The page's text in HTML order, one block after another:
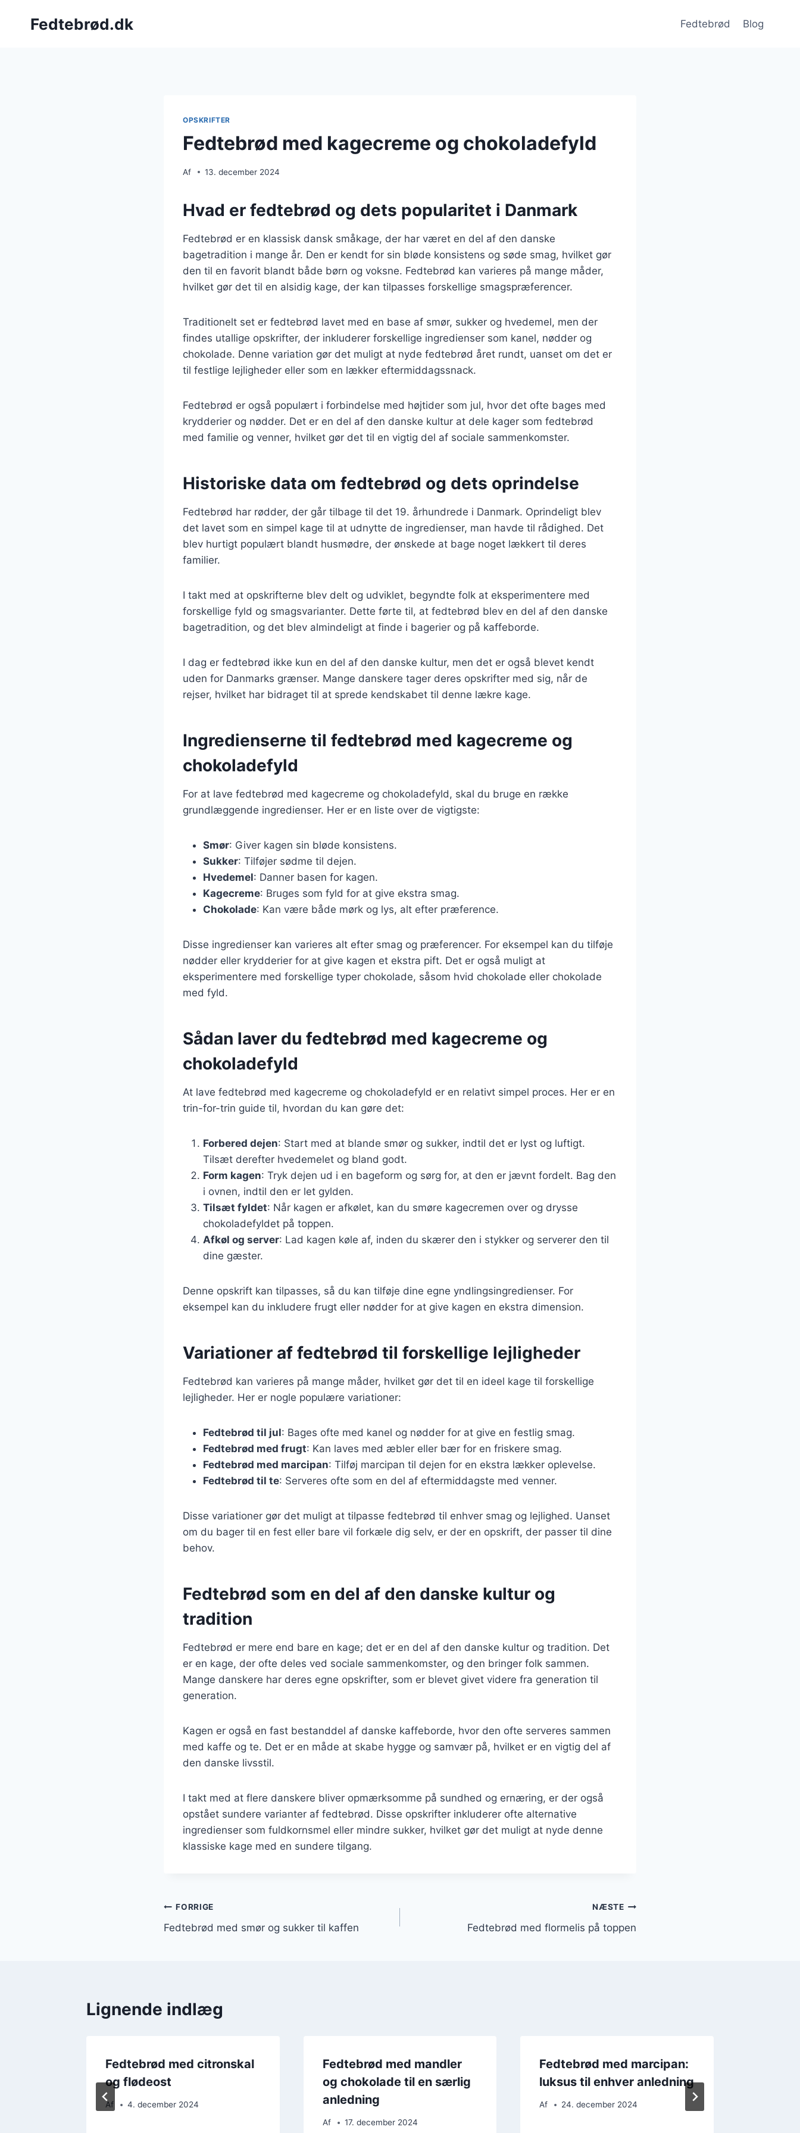
Fedtebrød.dk Fedtebrød Blog
OPSKRIFTER
Fedtebrød med kagecreme og chokoladefyld
Af 13. december 2024
Hvad er fedtebrød og dets popularitet i Danmark
Fedtebrød er en klassisk dansk småkage, der har været en del af den danske
bagetradition i mange år. Den er kendt for sin bløde konsistens og søde smag, hvilket gør
den til en favorit blandt både børn og voksne. Fedtebrød kan varieres på mange måder,
hvilket gør det til en alsidig kage, der kan tilpasses forskellige smagspræferencer.
Traditionelt set er fedtebrød lavet med en base af smør, sukker og hvedemel, men der
findes utallige opskrifter, der inkluderer forskellige ingredienser som kanel, nødder og
chokolade. Denne variation gør det muligt at nyde fedtebrød året rundt, uanset om det er
til festlige lejligheder eller som en lækker eftermiddagssnack.
Fedtebrød er også populært i forbindelse med højtider som jul, hvor det ofte bages med
krydderier og nødder. Det er en del af den danske kultur at dele kager som fedtebrød
med familie og venner, hvilket gør det til en vigtig del af sociale sammenkomster.
Historiske data om fedtebrød og dets oprindelse
Fedtebrød har rødder, der går tilbage til det 19. århundrede i Danmark. Oprindeligt blev
det lavet som en simpel kage til at udnytte de ingredienser, man havde til rådighed. Det
blev hurtigt populært blandt husmødre, der ønskede at bage noget lækkert til deres
familier.
I takt med at opskrifterne blev delt og udviklet, begyndte folk at eksperimentere med
forskellige fyld og smagsvarianter. Dette førte til, at fedtebrød blev en del af den danske
bagetradition, og det blev almindeligt at finde i bagerier og på kaffeborde.
I dag er fedtebrød ikke kun en del af den danske kultur, men det er også blevet kendt
uden for Danmarks grænser. Mange danskere tager deres opskrifter med sig, når de
rejser, hvilket har bidraget til at sprede kendskabet til denne lækre kage.
Ingredienserne til fedtebrød med kagecreme og
chokoladefyld
For at lave fedtebrød med kagecreme og chokoladefyld, skal du bruge en række
grundlæggende ingredienser. Her er en liste over de vigtigste:
Smør: Giver kagen sin bløde konsistens.
Sukker: Tilføjer sødme til dejen.
Hvedemel: Danner basen for kagen.
Kagecreme: Bruges som fyld for at give ekstra smag.
Chokolade: Kan være både mørk og lys, alt efter præference.
Disse ingredienser kan varieres alt efter smag og præferencer. For eksempel kan du tilføje
nødder eller krydderier for at give kagen et ekstra pift. Det er også muligt at
eksperimentere med forskellige typer chokolade, såsom hvid chokolade eller chokolade
med fyld.
Sådan laver du fedtebrød med kagecreme og
chokoladefyld
At lave fedtebrød med kagecreme og chokoladefyld er en relativt simpel proces. Her er en
trin-for-trin guide til, hvordan du kan gøre det:
Forbered dejen: Start med at blande smør og sukker, indtil det er lyst og luftigt.
Tilsæt derefter hvedemelet og bland godt.
Form kagen: Tryk dejen ud i en bageform og sørg for, at den er jævnt fordelt. Bag den
i ovnen, indtil den er let gylden.
Tilsæt fyldet: Når kagen er afkølet, kan du smøre kagecremen over og drysse
chokoladefyldet på toppen.
Afkøl og server: Lad kagen køle af, inden du skærer den i stykker og serverer den til
dine gæster.
Denne opskrift kan tilpasses, så du kan tilføje dine egne yndlingsingredienser. For
eksempel kan du inkludere frugt eller nødder for at give kagen en ekstra dimension.
Variationer af fedtebrød til forskellige lejligheder
Fedtebrød kan varieres på mange måder, hvilket gør det til en ideel kage til forskellige
lejligheder. Her er nogle populære variationer:
Fedtebrød til jul: Bages ofte med kanel og nødder for at give en festlig smag.
Fedtebrød med frugt: Kan laves med æbler eller bær for en friskere smag.
Fedtebrød med marcipan: Tilføj marcipan til dejen for en ekstra lækker oplevelse.
Fedtebrød til te: Serveres ofte som en del af eftermiddagste med venner.
Disse variationer gør det muligt at tilpasse fedtebrød til enhver smag og lejlighed. Uanset
om du bager til en fest eller bare vil forkæle dig selv, er der en opskrift, der passer til dine
behov.
Fedtebrød som en del af den danske kultur og
tradition
Fedtebrød er mere end bare en kage; det er en del af den danske kultur og tradition. Det
er en kage, der ofte deles ved sociale sammenkomster, og den bringer folk sammen.
Mange danskere har deres egne opskrifter, som er blevet givet videre fra generation til
generation.
Kagen er også en fast bestanddel af danske kaffeborde, hvor den ofte serveres sammen
med kaffe og te. Det er en måde at skabe hygge og samvær på, hvilket er en vigtig del af
den danske livsstil.
I takt med at flere danskere bliver opmærksomme på sundhed og ernæring, er der også
opstået sundere varianter af fedtebrød. Disse opskrifter inkluderer ofte alternative
ingredienser som fuldkornsmel eller mindre sukker, hvilket gør det muligt at nyde denne
klassiske kage med en sundere tilgang.
Indlægsnavigation
FORRIGE
Fedtebrød med smør og sukker til kaffen
NÆSTE
Fedtebrød med flormelis på toppen
Lignende indlæg
Fedtebrød med citronskal
og flødeost
Af 4. december 2024
Fedtebrød med mandler
og chokolade til en særlig
anledning
Af 17. december 2024
Fedtebrød med marcipan:
luksus til enhver anledning
Af 24. december 2024